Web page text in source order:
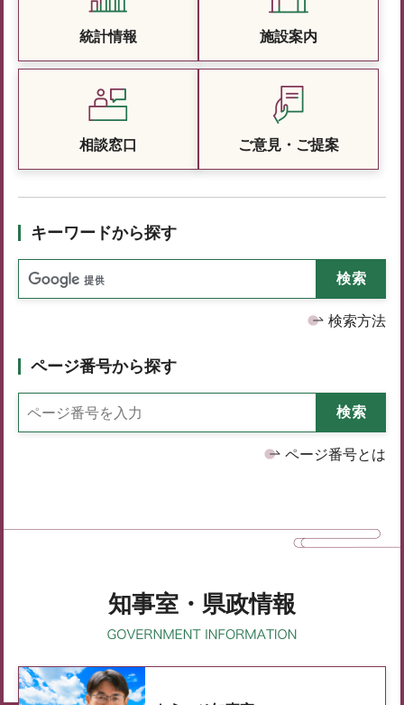
統計情報 施設案内
相談窓口 ご意見・ご提案
キーワードから探す
検索方法
ページ番号から探す
ページ番号とは
知事室・県政情報